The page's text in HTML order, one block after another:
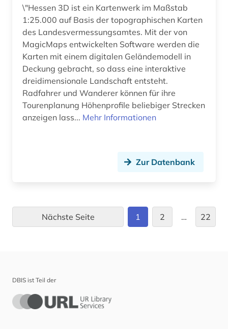
geophysik (2)
geosphere austria (körperschaft) (1)
geowissenschaften (26)
germanistik (2)
geschichte (51)
geschichte &lt;1492-1895&gt; (1)
geschichte 1000-2000 (1)
geschichte 1025-1150 (1)
geschichte 1500-1700 (1)
\"Hessen 3D ist ein Kartenwerk im Maßstab
1:25.000 auf Basis der topographischen Karten
des Landesvermessungsamtes. Mit der von
MagicMaps entwickelten Software werden die
Karten mit einem digitalen Geländemodell in
Deckung gebracht, so dass eine interaktive
dreidimensionale Landschaft entsteht.
Radfahrer und Wanderer können für ihre
Tourenplanung Höhenprofile beliebiger Strecken
anzeigen lass... Mehr Informationen
Zur Datenbank
Nächste Seite 1 2 … 22
DBIS ist Teil der